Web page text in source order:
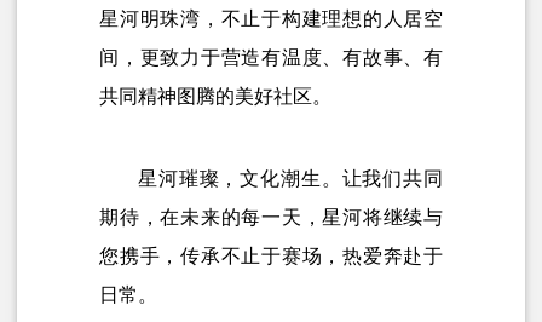
星河明珠湾，不止于构建理想的人居空
间，更致力于营造有温度、有故事、有
共同精神图腾的美好社区。
星河璀璨，文化潮生。让我们共同
期待，在未来的每一天，星河将继续与
您携手，传承不止于赛场，热爱奔赴于
日常。